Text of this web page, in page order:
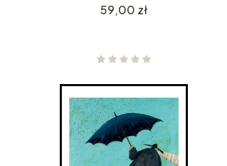
Cena
59,00 zł